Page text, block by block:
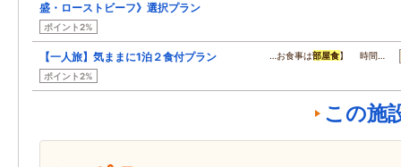
盛・ローストビーフ》選択プラン
ポイント2%
【一人旅】気ままに1泊２食付プラン
ポイント2%
…お食事は部屋食】 時間…
この施